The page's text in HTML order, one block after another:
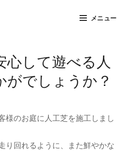
メニュー
心して遊べる人
がでしょうか？
様のお庭に人工芝を施工しまし
り回れるように、また鮮やかな